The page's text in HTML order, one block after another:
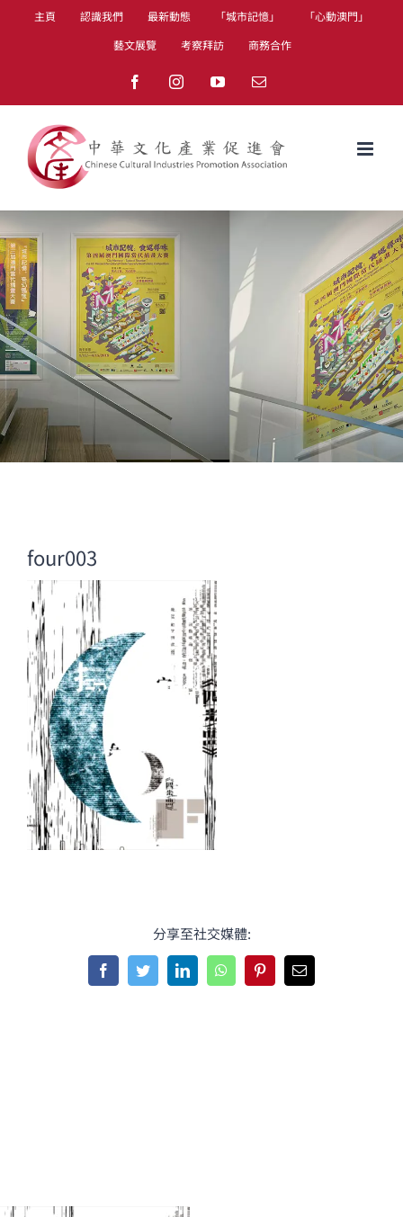
主頁 認識我們 最新動態 「城市記憶」
「心動澳門」
藝文展覽
考察拜訪 商務合作
FacebookInstagramYouTubeEmail
four003
分享至社交媒體:
FacebookTwitterLinkedInWhatsAppPinterestEmail